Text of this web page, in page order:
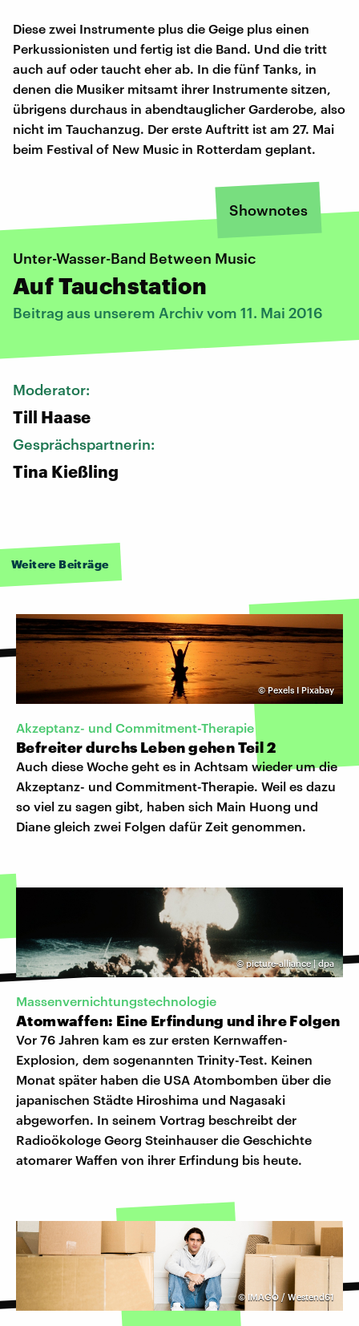
Diese zwei Instrumente plus die Geige plus einen
Perkussionisten und fertig ist die Band. Und die tritt
auch auf oder taucht eher ab. In die fünf Tanks, in
denen die Musiker mitsamt ihrer Instrumente sitzen,
übrigens durchaus in abendtauglicher Garderobe, also
nicht im Tauchanzug. Der erste Auftritt ist am 27. Mai
beim Festival of New Music in Rotterdam geplant.
Shownotes
Unter-Wasser-Band Between Music
Auf Tauchstation
Beitrag aus unserem Archiv vom 11. Mai 2016
Moderator:
Till Haase
Gesprächspartnerin:
Tina Kießling
Weitere Beiträge
©Pexels I Pixabay
Akzeptanz- und Commitment-Therapie
Befreiter durchs Leben gehen Teil 2
Auch diese Woche geht es in Achtsam wieder um die
Akzeptanz- und Commitment-Therapie. Weil es dazu
so viel zu sagen gibt, haben sich Main Huong und
Diane gleich zwei Folgen dafür Zeit genommen.
©picture-alliance | dpa
Massenvernichtungstechnologie
Atomwaffen: Eine Erfindung und ihre Folgen
Vor 76 Jahren kam es zur ersten Kernwaffen-
Explosion, dem sogenannten Trinity-Test. Keinen
Monat später haben die USA Atombomben über die
japanischen Städte Hiroshima und Nagasaki
abgeworfen. In seinem Vortrag beschreibt der
Radioökologe Georg Steinhauser die Geschichte
atomarer Waffen von ihrer Erfindung bis heute.
© IMAGO / Westend61